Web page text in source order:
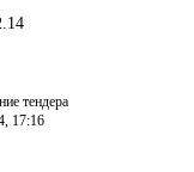
тендера
17:16